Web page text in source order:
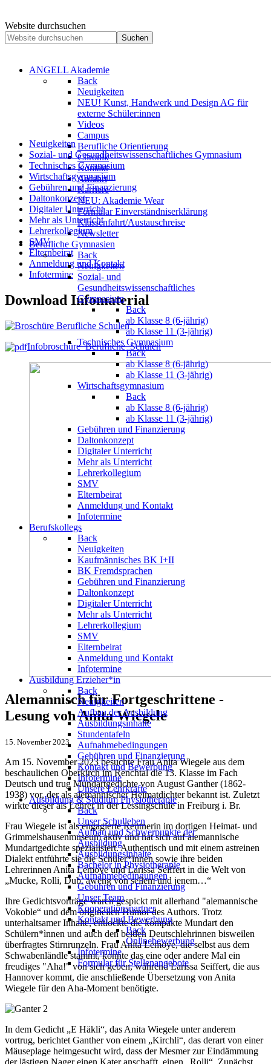
Website durchsuchen
Suchen
ANGELL Akademie
Back
Neuigkeiten
NEU! Kunst, Handwerk und Design AG für
externe Schüler:innen
Videos
Campus
Berufliche Orientierung
Chronik
Kontakt
Anfahrt
Karriere
NEU: Akademie Wear
Formular Einverständniserklärung
Klassenfahrt/Austauschreise
Newsletter
Berufliche Gymnasien
Back
Neuigkeiten
Sozial- und
Gesundheitswissenschaftliches
Gymnasium
Back
ab Klasse 8 (6-jährig)
ab Klasse 11 (3-jährig)
Technisches Gymnasium
Back
ab Klasse 8 (6-jährig)
ab Klasse 11 (3-jährig)
Wirtschaftsgymnasium
Back
ab Klasse 8 (6-jährig)
ab Klasse 11 (3-jährig)
Gebühren und Finanzierung
Daltonkonzept
Digitaler Unterricht
Mehr als Unterricht
Lehrerkollegium
SMV
Elternbeirat
Anmeldung und Kontakt
Infotermine
Berufskollegs
Back
Neuigkeiten
Kaufmännisches BK I+II
BK Fremdsprachen
Gebühren und Finanzierung
Daltonkonzept
Digitaler Unterricht
Mehr als Unterricht
Lehrerkollegium
SMV
Elternbeirat
Anmeldung und Kontakt
Infotermine
Ausbildung Erzieher*in
Back
Neuigkeiten
Aufbau der Ausbildung
Ausbildungsinhalte
Stundentafeln
Aufnahmebedingungen
Gebühren und Finanzierung
Kontakt und Bewerbung
Infotermine
Unsere Lehrkräfte
Ausbildung & Studium Physiotherapie
Back
Unser Schulleben
Aufbau und Schwerpunkte der
Ausbildung
Ausbildungsinhalte
Bachelor in Physiotherapie
Aufnahmebedingungen
Gebühren und Finanzierung
Unser Team
Kooperationspartner
Kontakt und Bewerbung
Back
Onlinebewerbung
Infotermine
Formular für Stellenangebote
Neuigkeiten
Sozial- und Gesundheitswissenschaftliches Gymnasium
Technisches Gymnasium
Wirtschaftsgymnasium
Gebühren und Finanzierung
Daltonkonzept
Digitaler Unterricht
Mehr als Unterricht
Lehrerkollegium
SMV
Elternbeirat
Anmeldung und Kontakt
Infotermine
Download Infomaterial
Infobroschüre_Berufliche_Schulen
Alemannisch für Fortgeschrittene -
Lesung von Anita Wiegele
15. November 2023
Am 15. November 2023 besuchte Frau Anita Wiegele aus dem
beschaulichen Oberkirch im Renchtal die 13. Klasse im Fach
Deutsch und trug Mundartgedichte von August Ganther (1862-
1938) vor, der als alemannischer Heimatdichter bekannt ist. Zuletzt
wirkte dieser als Lehrer in der Lessingschule in Freiburg i. Br.
Frau Wiegele ist als engagierte Rentnerin im dortigen Heimat- und
Grimmelshausenmuseum aktiv und hat sich auf alemannische
Mundartgedichte spezialisiert. Authentisch und mit einem astreinen
Dialekt entführte sie die Schüler*innen sowie ihre beiden
Lehrerinnen Anita Lemoye und Larissa Seiffert in die Welt von
„Mucke, Rolli, Dub, aweng von sellem und jenem…“
Ihre Gedichtsvorträge waren gespickt mit allerhand "alemannische
Vokoble“ und dem originellen Humor des Authors. Trotz
unterhaltsamer Inhalte, entlockte die kompakte Mundart den
Schülern*ìnnen und auch den beiden Deutschlehrinnen bisweilen
überfragtes Stirnrunzeln. Frau Anita Lemoye, die selbst aus dem
Schwabenländle stammt, konnte das eine oder andere Mal ein
freudiges "Aha!" von sich geben, während Larissa Seiffert, die aus
Hannover kommt, die anschließende Übersetzung von Anita
Wiegele für den Aha-Moment benötigte.
In dem Gedicht „E Häkli“, das Anita Wiegele unter anderem
vortrug, berichtet Ganther von einem „Kirchli“, das derart von einer
Mäuseplage heimgesucht wird, dass der Mesmer zur Eindämmung
der lästigen Nager einen Kater anschafft, einen „Rolli“. Zunächst